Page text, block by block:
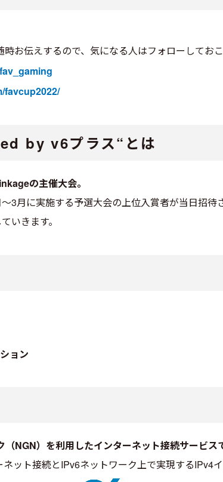
お伝えするので、気になる人はフォローしておこ
favcup2022/
by v6プラス“とは
の主催大会。
3月に実施する予選大会の上位入賞者が当日招
いきます。
ョン
NGN）を利用したインターネット接続サービスで
ット接続とIPv6ネットワーク上で実現するIPv4